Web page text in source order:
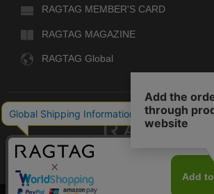
RAGTAG MEMBER'S CARD
RAGTAG MAGAZINE
RAGTAG Global
デザイナーズブランドのユーズド・セレ